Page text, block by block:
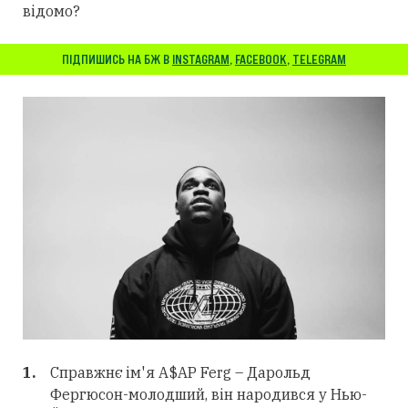
відомо?
ПІДПИШИСЬ НА БЖ В INSTAGRAM, FACEBOOK, TELEGRAM
Справжнє ім'я A$AP Ferg – Дарольд
Фергюсон-молодший, він народився у Нью-